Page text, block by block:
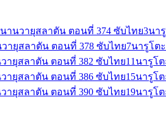
านวายุสลาตัน ตอนที่ 374 ซับไทย3นา
ายุสลาตัน ตอนที่ 378 ซับไทย7นารูโต
ายุสลาตัน ตอนที่ 382 ซับไทย11 นารูโ
ายุสลาตัน ตอนที่ 386 ซับไทย15นารูโ
ายุสลาตัน ตอนที่ 390 ซับไทย19นารูโ